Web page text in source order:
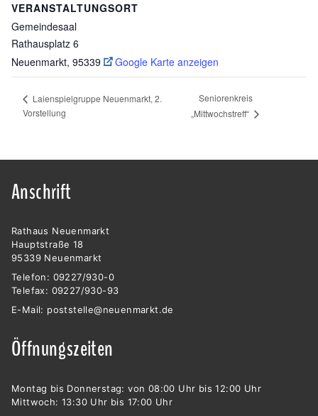
VERANSTALTUNGSORT
Gemeindesaal
Rathausplatz 6
Neuenmarkt, 95339 Google Karte anzeigen
Laienspielgruppe Neuenmarkt, 2.
Vorstellung
Seniorenkreis
„Mittwochstreff“
Anschrift
Rathaus Neuenmarkt
Hauptstraße 18
95339 Neuenmarkt
Telefon: 09227/930-0
Telefax: 09227/930-93
E-Mail: poststelle@neuenmarkt.de
Öffnungszeiten
Montag bis Donnerstag: von 08:00 Uhr bis 12:00 Uhr
Mittwoch: 13:30 Uhr bis 17:00 Uhr